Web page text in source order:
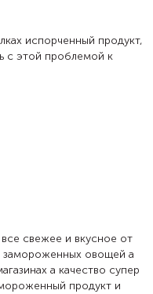
испорченный продукт,
с этой проблемой к
свежее и вкусное от
овощей а
а качество супер
продукт и